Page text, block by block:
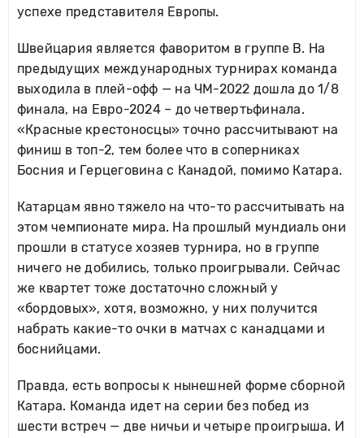
успехе представителя Европы.
Швейцария является фаворитом в группе B. На
предыдущих международных турнирах команда
выходила в плей-офф — на ЧМ-2022 дошла до 1/8
финала, на Евро-2024 – до четвертьфинала.
«Красные крестоносцы» точно рассчитывают на
финиш в топ-2, тем более что в соперниках
Босния и Герцеговина с Канадой, помимо Катара.
Катарцам явно тяжело на что-то рассчитывать на
этом чемпионате мира. На прошлый мундиаль они
прошли в статусе хозяев турнира, но в группе
ничего не добились, только проигрывали. Сейчас
же квартет тоже достаточно сложный у
«бордовых», хотя, возможно, у них получится
набрать какие-то очки в матчах с канадцами и
боснийцами.
Правда, есть вопросы к нынешней форме сборной
Катара. Команда идет на серии без побед из
шести встреч — две ничьи и четыре проигрыша. И